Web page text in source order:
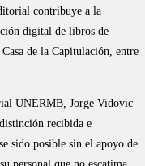
contribuye a la
digital de libros de
de la Capitulación, entre
UNERMB, Jorge Vidovic
recibida e
sido posible sin el apoyo de